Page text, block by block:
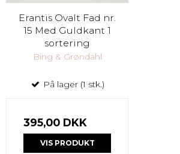
Erantis Ovalt Fad nr.
15 Med Guldkant 1
sortering
Bing & Grøndahl
På lager (1 stk.)
395,00 DKK
VIS PRODUKT